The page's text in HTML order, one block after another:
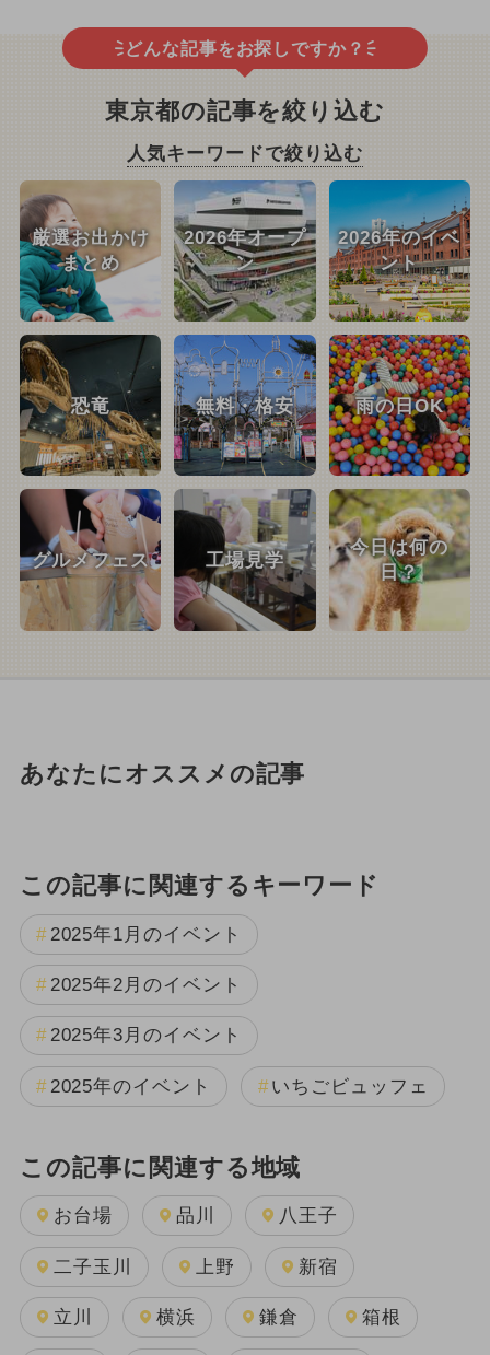
どんな記事をお探しですか？
東京都の記事を絞り込む
人気キーワードで絞り込む
厳選お出かけ
まとめ
2026年オープ
ン
2026年のイベ
ント
恐竜 無料・格安 雨の日OK
グルメフェス 工場見学
今日は何の
日？
あなたにオススメの記事
この記事に関連するキーワード
2025年1月のイベント
2025年2月のイベント
2025年3月のイベント
2025年のイベント いちごビュッフェ
この記事に関連する地域
お台場 品川 八王子
二子玉川 上野 新宿
立川 横浜 鎌倉 箱根